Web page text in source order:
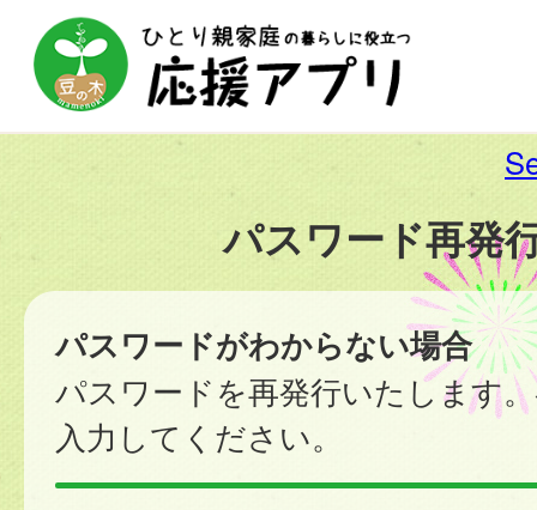
パスワード再発
パスワードがわからない場合
パスワードを再発行いたします
入力してください。